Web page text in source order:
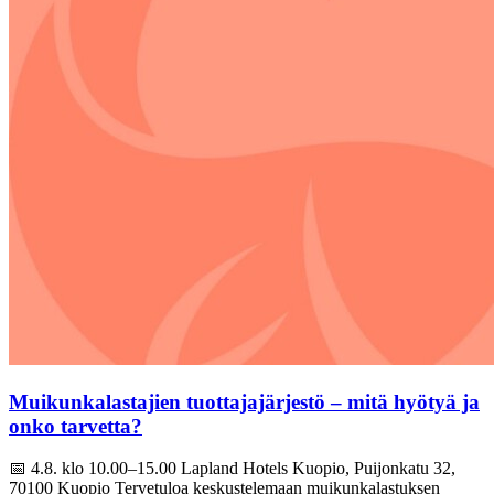
Muikunkalastajien tuottajajärjestö – mitä hyötyä ja
onko tarvetta?
📅 4.8. klo 10.00–15.00 Lapland Hotels Kuopio, Puijonkatu 32,
70100 Kuopio Tervetuloa keskustelemaan muikunkalastuksen